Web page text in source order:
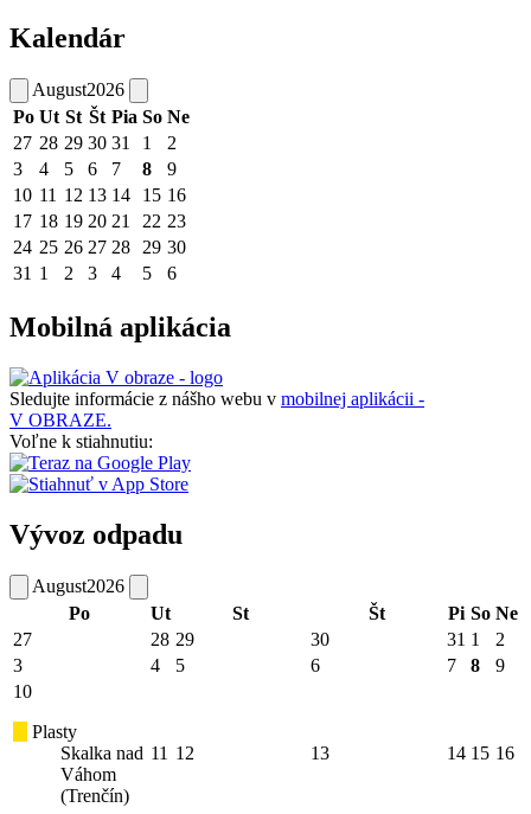
Kalendár
August2026
Po Ut St Št Pia So Ne
27 28 29 30 31 1
2
3
4 5 6 7 8
9
10 11 12 13 14 15 16
17 18 19 20 21 22 23
24 25 26 27 28 29 30
31 1 2 3 4 5 6
Mobilná aplikácia
Sledujte informácie z nášho webu v mobilnej aplikácii -
V OBRAZE.
Voľne k stiahnutiu:
Vývoz odpadu
August2026
Po
Ut St Št Pi So Ne
27
28 29 30 31 1
2
3
4 5 6 7 8
9
10
Plasty
Skalka nad
Váhom
(Trenčín)
11 12 13 14 15 16